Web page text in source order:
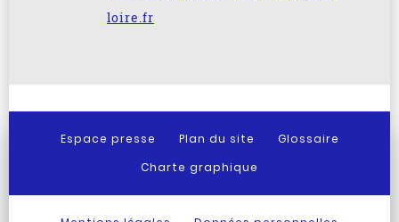
loire.fr
Espace presse Plan du site
Glossaire
Charte graphique